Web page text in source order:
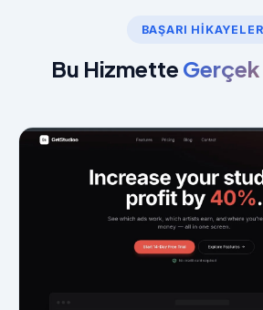
BAŞARI
Bu Hizmette